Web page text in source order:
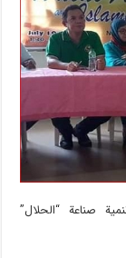
صناعة “الحلال”